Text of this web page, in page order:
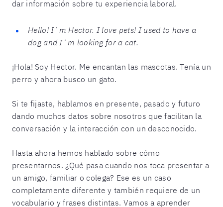
dar información sobre tu experiencia laboral.
Hello! I´m Hector. I love pets! I used to have a
dog and I´m looking for a cat.
¡Hola! Soy Hector. Me encantan las mascotas. Tenía un
perro y ahora busco un gato.
Si te fijaste, hablamos en presente, pasado y futuro
dando muchos datos sobre nosotros que facilitan la
conversación y la interacción con un desconocido.
Hasta ahora hemos hablado sobre cómo
presentarnos. ¿Qué pasa cuando nos toca presentar a
un amigo, familiar o colega? Ese es un caso
completamente diferente y también requiere de un
vocabulario y frases distintas. Vamos a aprender